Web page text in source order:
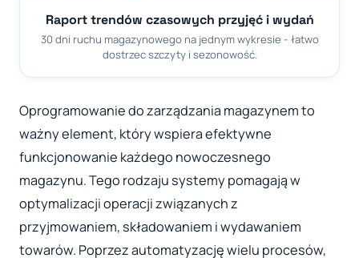
Raport trendów czasowych przyjęć i wydań
30 dni ruchu magazynowego na jednym wykresie - łatwo
dostrzec szczyty i sezonowość.
Oprogramowanie do zarządzania magazynem to
ważny element, który wspiera efektywne
funkcjonowanie każdego nowoczesnego
magazynu. Tego rodzaju systemy pomagają w
optymalizacji operacji związanych z
przyjmowaniem, składowaniem i wydawaniem
towarów. Poprzez automatyzację wielu procesów,